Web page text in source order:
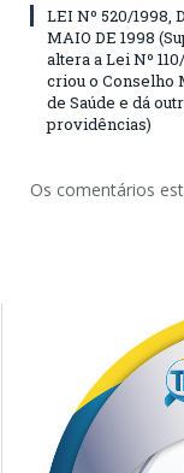
LEI Nº 520/1998,
MAIO DE 1998
altera a Lei Nº
criou o Conselho
de Saúde e dá
providências)
Os comentários